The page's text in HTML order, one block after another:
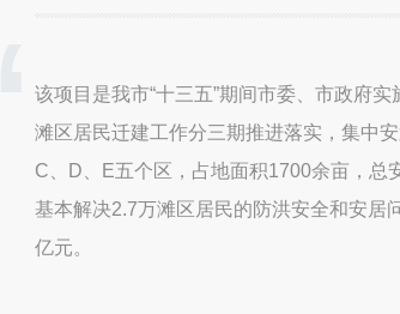
该项目是我市“十三五”期间市委、市政府
滩区居民迁建工作分三期推进落实，集中
C、D、E五个区，占地面积1700余亩，总
基本解决2.7万滩区居民的防洪安全和安居
亿元。